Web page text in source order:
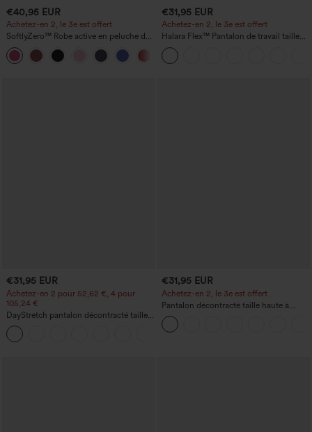
€40,95 EUR
Achetez-en 2, le 3e est offert
SoftlyZero™ Robe active en peluche dos
nu — Édition Hyper Facile
€31,95 EUR
Achetez-en 2, le 3e est offert
Halara Flex™ Pantalon de travail taille
haute avec poche latérale arrière et
légère coupe évasée
€31,95 EUR
Achetez-en 2 pour 52,62 €, 4 pour
105,24 €
DayStretch pantalon décontracté taille
haute avec poches et coupe droite
€31,95 EUR
Achetez-en 2, le 3e est offert
Pantalon décontracté taille haute à
cordon, coupe large en mélange de lin,
avec poches